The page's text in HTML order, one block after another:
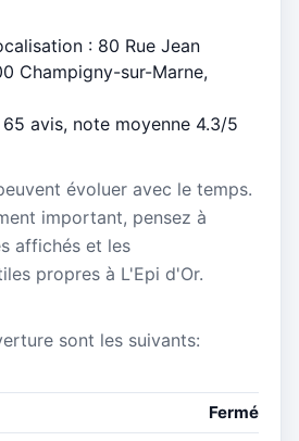
: 80 Rue Jean
Champigny-sur-Marne,
avis, note moyenne 4.3/5
évoluer avec le temps.
important, pensez à
affichés et les
propres à L'Epi d'Or.
sont les suivants:
Fermé